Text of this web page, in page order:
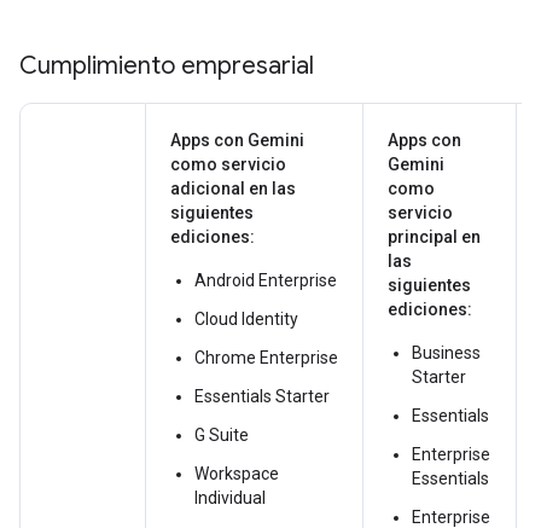
Cumplimiento empresarial
Apps con Gemini
como servicio
adicional en las
siguientes
ediciones:
Android Enterprise
Cloud Identity
Chrome Enterprise
Essentials Starter
G Suite
Workspace
Individual
Apps con
Gemini
como
servicio
principal en
las
siguientes
ediciones:
Business
Starter
Essentials
Enterprise
Essentials
Enterprise